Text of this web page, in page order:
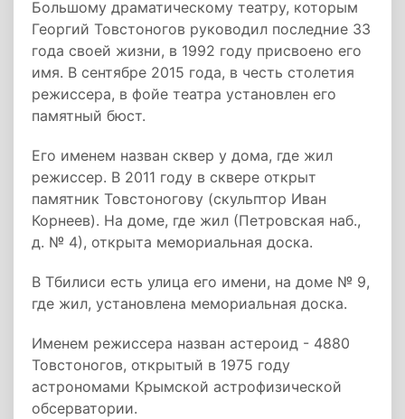
Большому драматическому театру, которым
Георгий Товстоногов руководил последние 33
года своей жизни, в 1992 году присвоено его
имя. В сентябре 2015 года, в честь столетия
режиссера, в фойе театра установлен его
памятный бюст.
Его именем назван сквер у дома, где жил
режиссер. В 2011 году в сквере открыт
памятник Товстоногову (скульптор Иван
Корнеев). На доме, где жил (Петровская наб.,
д. № 4), открыта мемориальная доска.
В Тбилиси есть улица его имени, на доме № 9,
где жил, установлена мемориальная доска.
Именем режиссера назван астероид - 4880
Товстоногов, открытый в 1975 году
астрономами Крымской астрофизической
обсерватории.